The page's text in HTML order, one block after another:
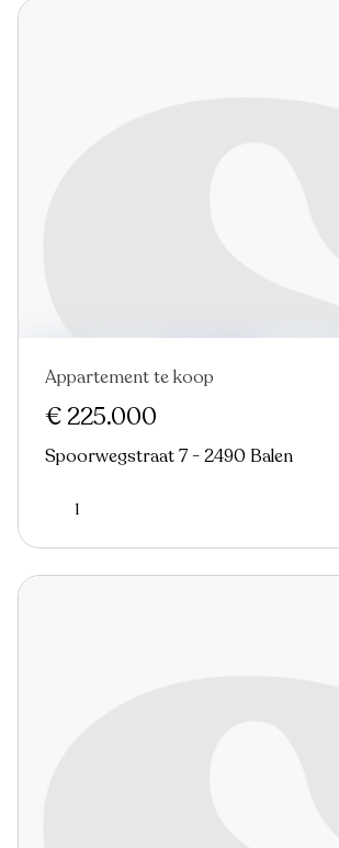
Appartement te koop
€ 225.000
Spoorwegstraat 7 - 2490 Balen
1